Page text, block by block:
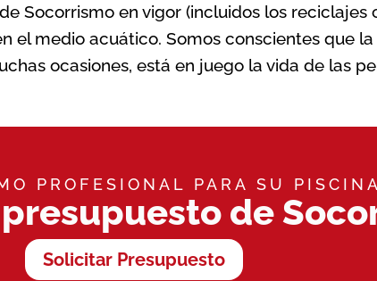
Socorrismo en vigor (incluidos los reciclajes
el medio acuático. Somos conscientes que
ocasiones, está en juego la vida de las
PROFESIONAL PARA SU PISCINA
de
Solicitar Presupuesto